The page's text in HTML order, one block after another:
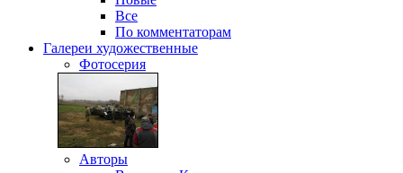
Все
По комментаторам
Галереи художественные
Фотосерия
Авторы